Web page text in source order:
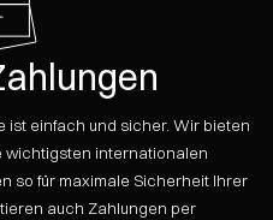
ist einfach und sicher. Wir bieten
wichtigsten internationalen
so für maximale Sicherheit Ihrer
auch Zahlungen per